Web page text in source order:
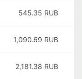
545.35 RUB
1,090.69 RUB
2,181.38 RUB